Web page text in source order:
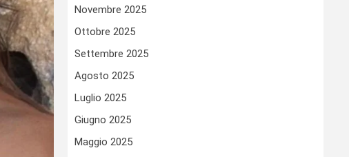
Novembre 2025
Ottobre 2025
Settembre 2025
Agosto 2025
Luglio 2025
Giugno 2025
Maggio 2025